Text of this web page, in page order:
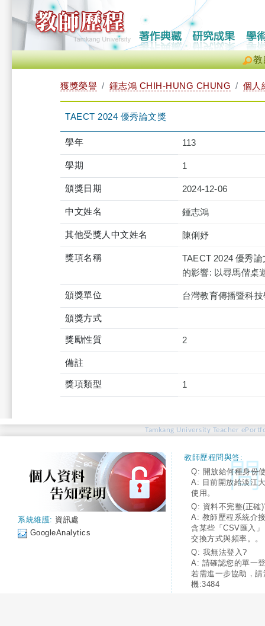
教
獲獎榮譽 鍾志鴻 CHIH-HUNG CHUNG 個人
TAECT 2024 優秀論文獎
學年 113
學期 1
頒獎日期 2024-12-06
中文姓名 鍾志鴻
其他受獎人中文姓名 陳俐妤
獎項名稱
TAECT 2024 優秀
的影響: 以尋馬偕桌
頒獎單位 台灣教育傳播暨科
頒獎方式
獎勵性質 2
備註
獎項類型 1
Tamkang University Teacher
系統維護: 資訊處
GoogleAnalytics
教師歷程問與答:
Q: 開放給何種身份
A: 目前開放給淡江
使用。
Q: 資料不完整(正確
A: 教師歷程系統介
含某些「CSV匯入
交換方式與頻率。。
Q: 我無法登入?
A: 請確認您的單一
若需進一步協助，
機:3484